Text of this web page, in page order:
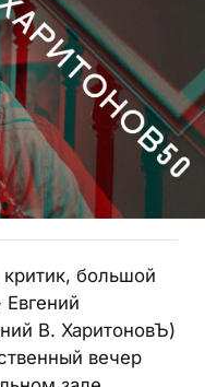
большой
Евгений
В. ХаритоновЪ)
вечер